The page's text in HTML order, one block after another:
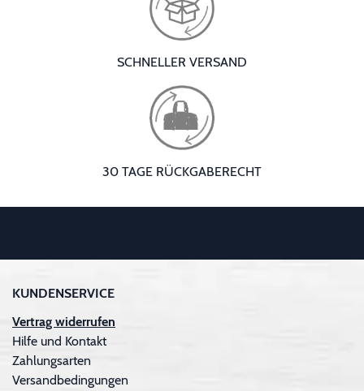
SCHNELLER VERSAND
30 TAGE RÜCKGABERECHT
KUNDENSERVICE
Vertrag widerrufen
Hilfe und Kontakt
Zahlungsarten
Versandbedingungen